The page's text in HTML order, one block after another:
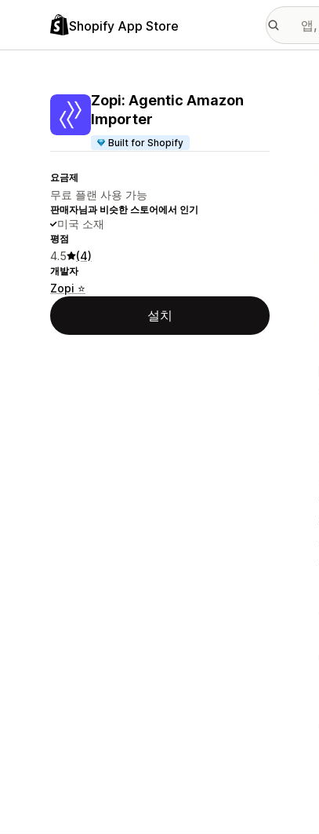
Shopify App Store
Zopi: Agentic Amazon
Importer
Built for Shopify
요금제
무료 플랜 사용 가능
판매자님과 비슷한 스토어에서 인기
미국 소재
평점
4.5 (4)
개발자
Zopi ⭐
설치